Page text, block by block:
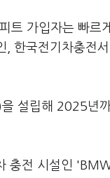
트 가입자는 빠르
, 한국전기차충전
설립해 2025년
충전 시설인